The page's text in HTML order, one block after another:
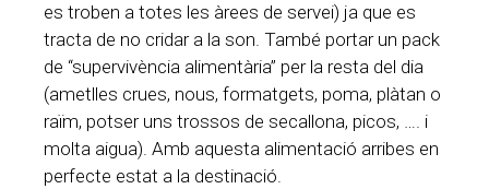
es troben a totes les àrees de servei) ja que es
tracta de no cridar a la son. També portar un pack
de “supervivència alimentària” per la resta del dia
(ametlles crues, nous, formatgets, poma, plàtan o
raïm, potser uns trossos de secallona, picos, …. i
molta aigua). Amb aquesta alimentació arribes en
perfecte estat a la destinació.